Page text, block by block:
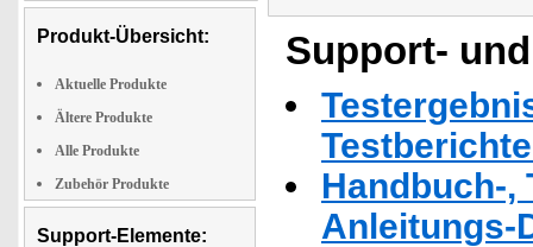
Produkt-Übersicht:
Aktuelle Produkte
Ältere Produkte
Alle Produkte
Zubehör Produkte
Support-Elemente:
Support-
Handbuch-,
Anleitungs-